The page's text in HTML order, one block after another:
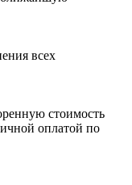
всех
стоимость
оплатой по